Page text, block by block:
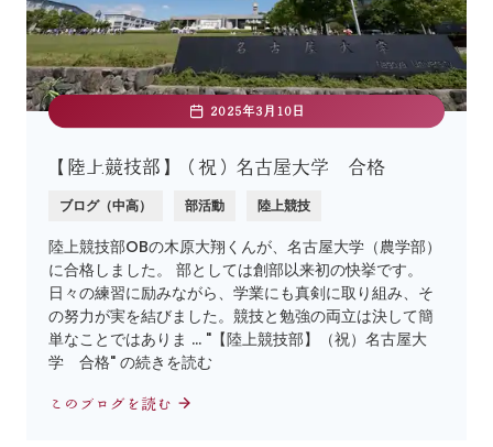
2025年3月10日
【陸上競技部】（祝）名古屋大学 合格
ブログ（中高） 部活動 陸上競技
陸上競技部OBの木原大翔くんが、名古屋大学（農学部）
に合格しました。 部としては創部以来初の快挙です。
日々の練習に励みながら、学業にも真剣に取り組み、そ
の努力が実を結びました。競技と勉強の両立は決して簡
単なことではありま … "【陸上競技部】（祝）名古屋大
学 合格" の続きを読む
このブログを読む